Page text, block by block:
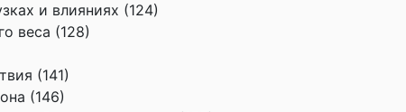
и влияниях (124)
веса (128)
(141)
(146)